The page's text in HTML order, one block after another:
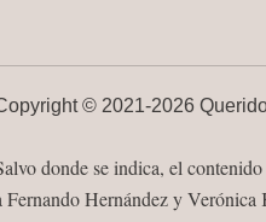
© 2021-2026
donde se indica, el
Fernando Hernández y